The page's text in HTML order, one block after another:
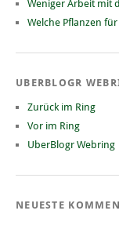
Weniger Arbeit mit
Welche Pflanzen
UBERBLOGR
Zurück im Ring
Vor im Ring
UberBlogr Webring
NEUESTE